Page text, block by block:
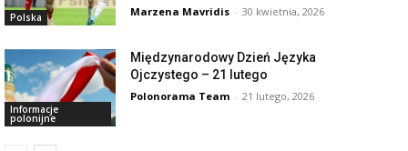
Polska Marzena Mavridis - 30 kwietnia, 2026
Informacje
polonijne
Międzynarodowy Dzień Języka
Ojczystego – 21 lutego
Polonorama Team - 21 lutego, 2026